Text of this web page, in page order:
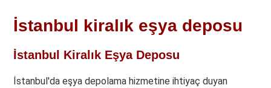
İstanbul kiralık eşya deposu
İstanbul Kiralık Eşya Deposu
İstanbul'da eşya depolama hizmetine ihtiyaç duyan